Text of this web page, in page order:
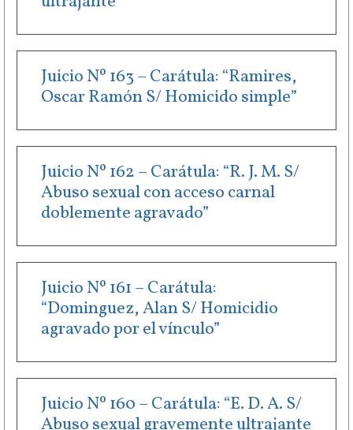
Juicio Nº 163 – Carátula: “Ramires,
Oscar Ramón S/ Homicido simple”
Juicio Nº 162 – Carátula: “R. J. M. S/
Abuso sexual con acceso carnal
doblemente agravado”
Juicio Nº 161 – Carátula:
“Dominguez, Alan S/ Homicidio
agravado por el vínculo”
Juicio Nº 160 – Carátula: “E. D. A. S/